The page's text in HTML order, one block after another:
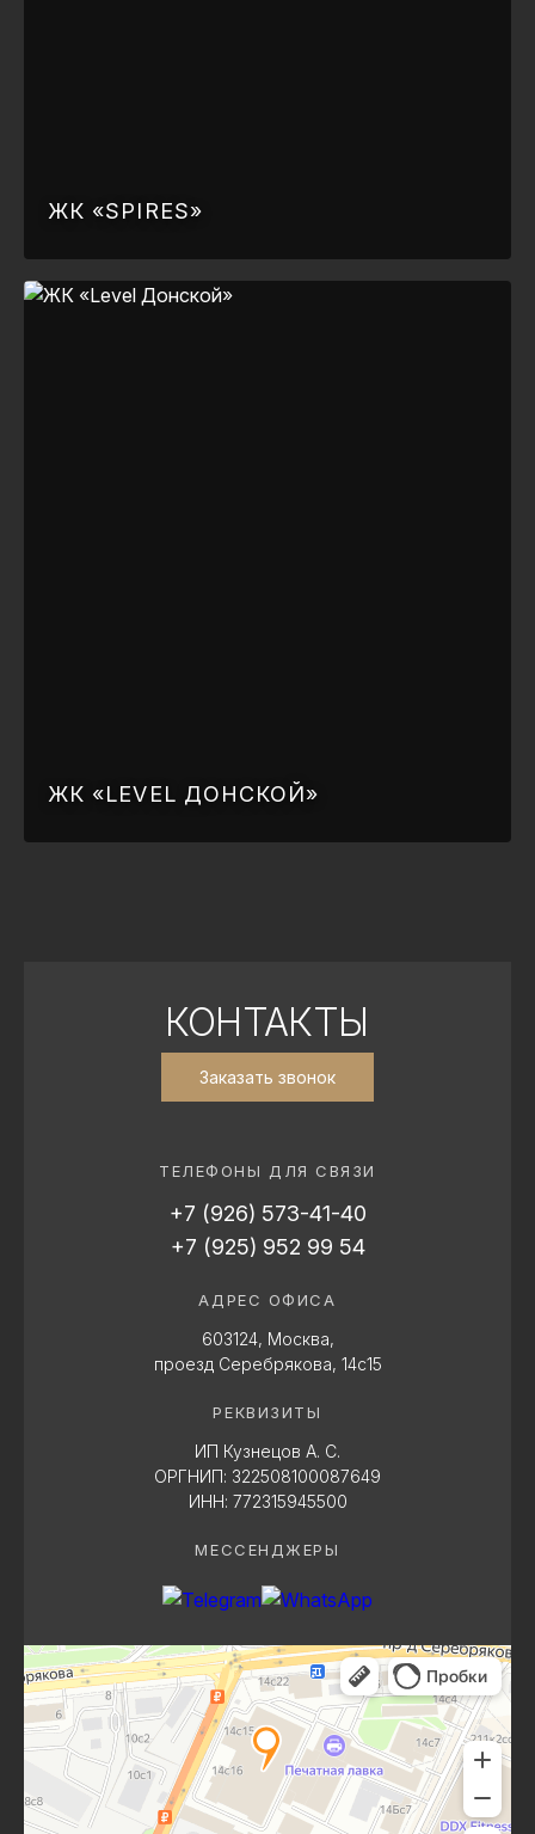
ЖК «SPIRES»
ЖК «LEVEL ДОНСКОЙ»
КОНТАКТЫ
Заказать звонок
ТЕЛЕФОНЫ ДЛЯ СВЯЗИ
+7 (926) 573-41-40
+7 (925) 952 99 54
АДРЕС ОФИСА
603124, Москва,
проезд Серебрякова, 14с15
РЕКВИЗИТЫ
ИП Кузнецов А. С.
ОРГНИП: 322508100087649
ИНН: 772315945500
МЕССЕНДЖЕРЫ